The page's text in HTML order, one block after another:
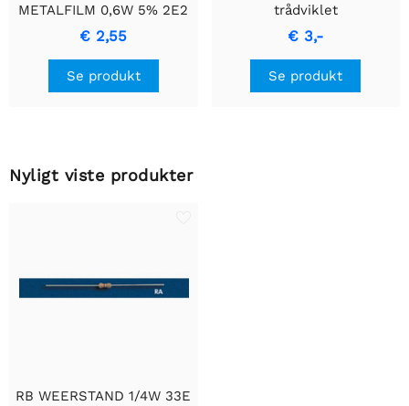
METALFILM 0,6W 5% 2E2
- Holdbar
Præcisionsmodstand
€ 2,55
Se produkt
trådviklet
cementmodstand med
keramisk hus.
€ 3,-
Se produkt
Nyligt viste produkter
RB WEERSTAND 1/4W 33E